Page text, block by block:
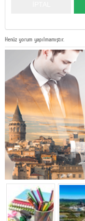
Henüz yorum yapılmamıştır.